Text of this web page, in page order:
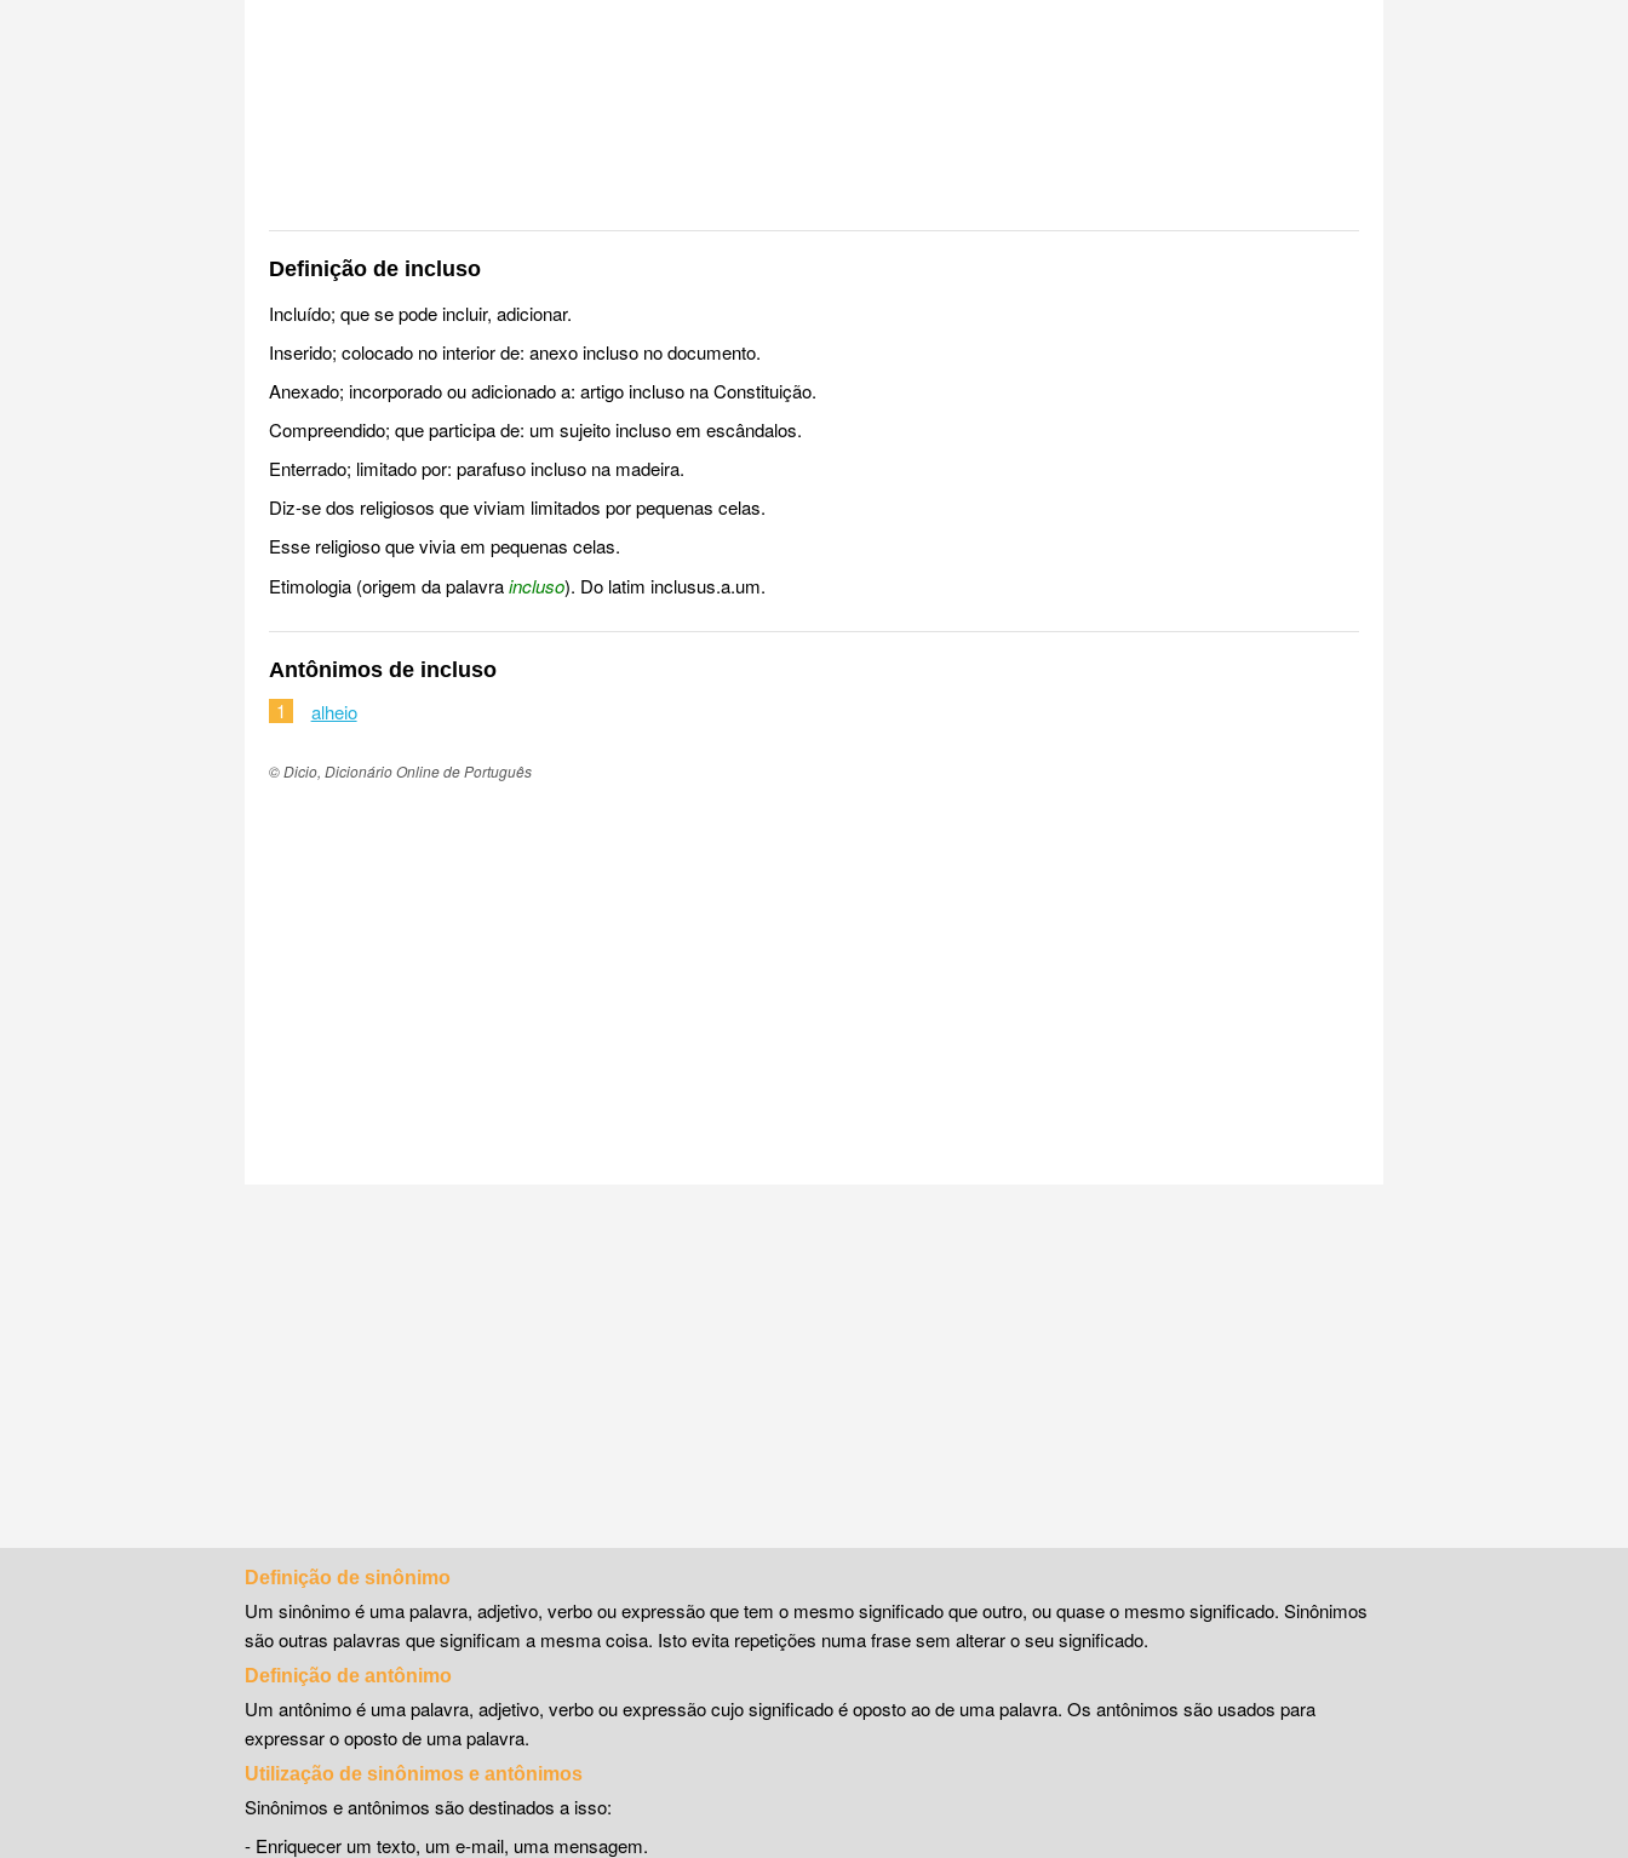
Definição de incluso
Incluído; que se pode incluir, adicionar.
Inserido; colocado no interior de: anexo incluso no documento.
Anexado; incorporado ou adicionado a: artigo incluso na Constituição.
Compreendido; que participa de: um sujeito incluso em escândalos.
Enterrado; limitado por: parafuso incluso na madeira.
Diz-se dos religiosos que viviam limitados por pequenas celas.
Esse religioso que vivia em pequenas celas.
Etimologia (origem da palavraincluso). Do latim inclusus.a.um.
Antônimos de incluso
1 alheio
© Dicio, Dicionário Online de Português
Definição de sinônimo
Um sinônimo é uma palavra, adjetivo, verbo ou expressão que tem o mesmo significado que outro, ou quase o mesmo significado. Sinônimos
são outras palavras que significam a mesma coisa. Isto evita repetições numa frase sem alterar o seu significado.
Definição de antônimo
Um antônimo é uma palavra, adjetivo, verbo ou expressão cujo significado é oposto ao de uma palavra. Os antônimos são usados para
expressar o oposto de uma palavra.
Utilização de sinônimos e antônimos
Sinônimos e antônimos são destinados a isso:
- Enriquecer um texto, um e-mail, uma mensagem.